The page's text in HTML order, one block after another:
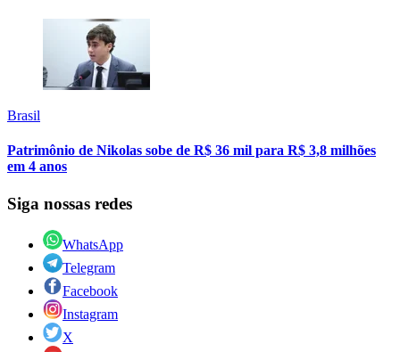
Brasil
Patrimônio de Nikolas sobe de R$ 36 mil para R$ 3,8 milhões
em 4 anos
Siga nossas redes
WhatsApp
Telegram
Facebook
Instagram
X